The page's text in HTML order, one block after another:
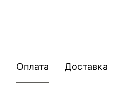
Оплата Доставка